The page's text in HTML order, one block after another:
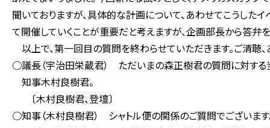
聞いておりますが、具体的な計画について、あわせてこうした
て開催していくことが重要だと考えますが、企画部長から答弁
以上で、第一回目の質問を終わらせていただきます。ご清聴、
○議長（宇治田栄蔵君） ただいまの森正樹君の質問に対する
知事木村良樹君。
〔木村良樹君、登壇〕
○知事（木村良樹君） シャトル便の関係のご質問でございます